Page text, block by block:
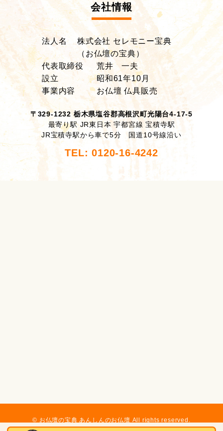
会社情報
法人名
株式会社 セレモニー宝典
（お仏壇の宝典）
代表取締役
荒井 一夫
設立
昭和61年10月
事業内容
お仏壇 仏具販売
〒329-1232 栃木県塩谷郡高根沢町光陽台4-17-5
最寄り駅 JR東日本 宇都宮線 宝積寺駅
JR宝積寺駅から車で5分 国道10号線沿い
TEL: 0120-16-4242
© お仏壇の宝典 あんしんのお仏壇 All rights reserved.